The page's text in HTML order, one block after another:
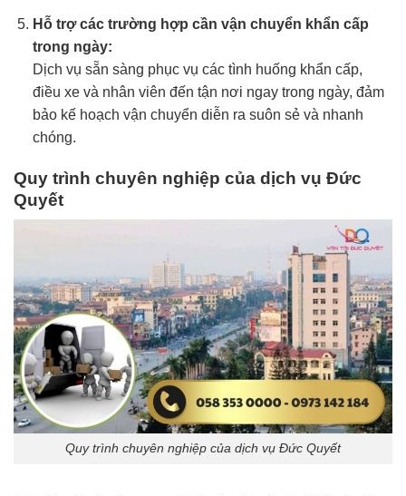
Hỗ trợ các trường hợp cần vận chuyển khẩn cấp
trong ngày:
Dịch vụ sẵn sàng phục vụ các tình huống khẩn cấp,
điều xe và nhân viên đến tận nơi ngay trong ngày, đảm
bảo kế hoạch vận chuyển diễn ra suôn sẻ và nhanh
chóng.
Quy trình chuyên nghiệp của dịch vụ Đức
Quyết
Quy trình chuyên nghiệp của dịch vụ Đức Quyết